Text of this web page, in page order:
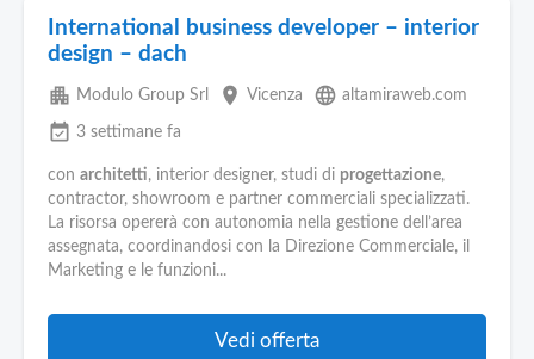
International business developer – interior
design – dach
apartment Modulo Group Srl place Vicenza language altamiraweb.com
event_available 3 settimane fa
con architetti, interior designer, studi di progettazione,
contractor, showroom e partner commerciali specializzati.
La risorsa opererà con autonomia nella gestione dell’area
assegnata, coordinandosi con la Direzione Commerciale, il
Marketing e le funzioni...
Vedi offerta